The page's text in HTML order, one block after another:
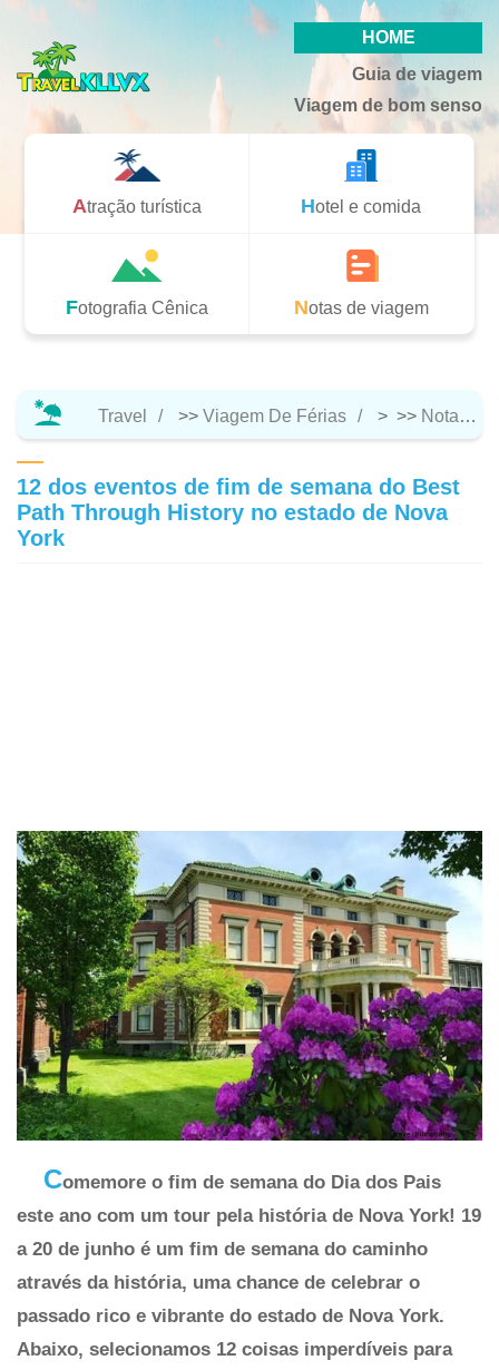
HOME
Guia de viagem
Viagem de bom senso
Atração turística Hotel e comida
Fotografia Cênica Notas de viagem
Travel >> Viagem De Férias > >> Notas De Viagem
12 dos eventos de fim de semana do Best
Path Through History no estado de Nova
York
Comemore o fim de semana do Dia dos Pais
este ano com um tour pela história de Nova York! 19
a 20 de junho é um fim de semana do caminho
através da história, uma chance de celebrar o
passado rico e vibrante do estado de Nova York.
Abaixo, selecionamos 12 coisas imperdíveis para